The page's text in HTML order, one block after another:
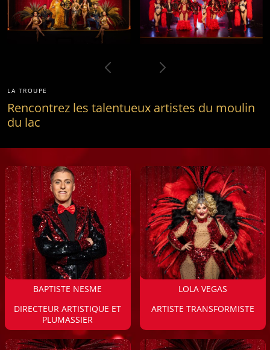
LA TROUPE
Rencontrez les talentueux artistes du moulin
du lac
BAPTISTE NESME
DIRECTEUR ARTISTIQUE ET
PLUMASSIER
LOLA VEGAS
ARTISTE TRANSFORMISTE